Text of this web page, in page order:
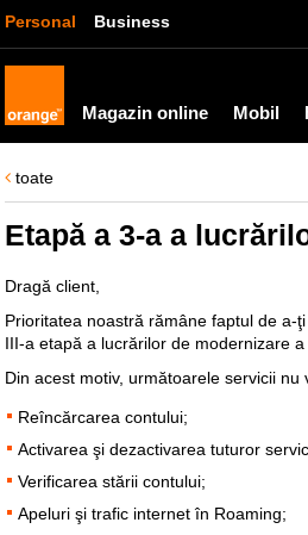
Personal Business
Magazin online Mobil
toate
Etapă a 3-a a
Dragă client,
Prioritatea noastră rămâne faptul de a-
III-a etapă a lucrărilor de modernizare
Din acest motiv, următoarele servicii
Reîncărcarea contului;
Activarea şi dezactivarea tuturor
Verificarea stării contului;
Apeluri şi trafic internet în Roaming;